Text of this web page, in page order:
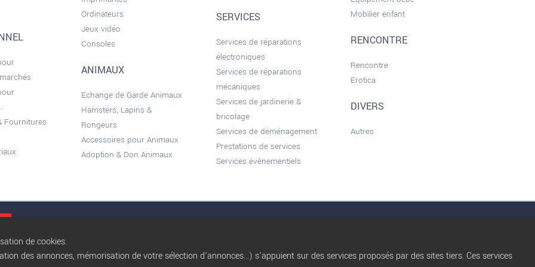
Fournitures
Ordinateurs
Jeux vidéo
Consoles
ANIMAUX
Echange de Garde Animaux
Hamsters, Lapins &
Rongeurs
Accessoires pour Animaux
Adoption & Don Animaux
SERVICES
Services de réparations
électroniques
Services de réparations
mécaniques
Services de jardinerie &
bricolage
Services de déménagement
Prestations de services
Services évènementiels
Mobilier enfant
RENCONTRE
Rencontre
Erotica
DIVERS
Autres
Règles de diffusion
Blog trocbuy
de cookies.
des annonces, mémorisation de votre sélection d'annonces...) s'appuient sur des services proposés par des sites tiers. Ces services